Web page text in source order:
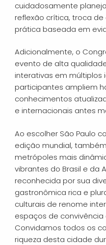
cuidadosamente
reflexão crítica, troca
prática baseada em
Adicionalmente, o
evento de alta
interativas em múltiplos
participantes ampliem
conhecimentos
e internacionais antes
Ao escolher São Paulo
edição mundial,
metrópoles mais
vibrantes do Brasil e da
reconhecida por sua
gastronômica rica e
culturais de renome
espaços de convivência
Convidamos todos os
riqueza desta cidade